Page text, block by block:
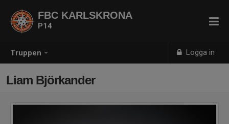
Truppen Logga in
FBC KARLSKRONA
P14
Liam Björkander